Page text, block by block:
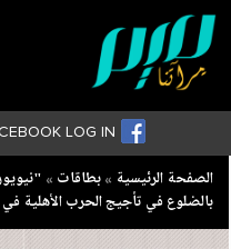
LOG IN
Breadcrumb
الصفحة الرئيسية بطاقات
بالضلوع في تأجيج الحرب الأهلية